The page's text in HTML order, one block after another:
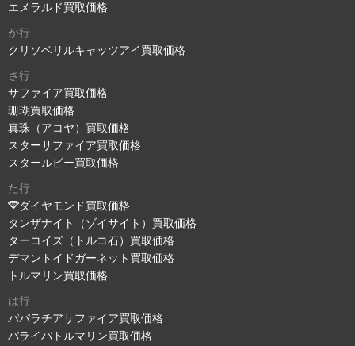
エメラルド買取価格
か行
クリソベリルキャッツアイ買取価格
さ行
サファイア買取価格
珊瑚買取価格
真珠（アコヤ）買取価格
スターサファイア買取価格
スタールビー買取価格
た行
ダイヤモンド買取価格
タンザナイト（ゾイサイト）買取価格
ターコイズ（トルコ石）買取価格
デマントイドガーネット買取価格
トルマリン買取価格
は行
パパラチアサファイア買取価格
パライバトルマリン買取価格